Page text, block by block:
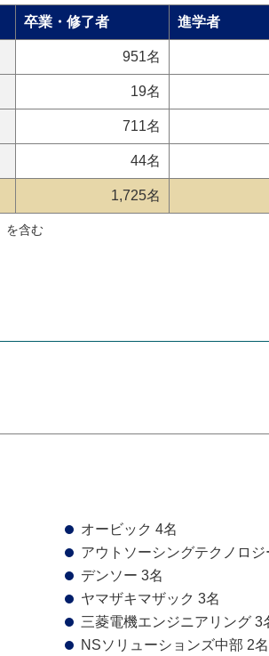
卒業・修了者 進学者
1,725名
951名
19名
711名
44名
を含む
オービック 4名
アウトソーシングテクノロジ
デンソー 3名
ヤマザキマザック 3名
三菱電機エンジニアリング 3
NSソリューションズ中部 2名